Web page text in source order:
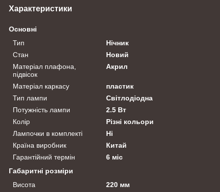
Характеристики
Основні
Тип
Нічник
Стан
Новий
Матеріал плафона,
підвісок
Акрил
Матеріал каркасу
пластик
Тип лампи
Світлодіодна
Потужність лампи
2.5 Вт
Колір
Різні кольори
Лампочки в комплекті
Ні
Країна виробник
Китай
Гарантійний термін
6 міс
Габаритні розміри
Висота
220 мм